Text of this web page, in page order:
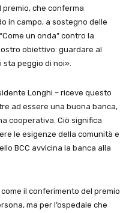
che conferma
in campo, a sostegno delle
un onda” contro la
obiettivo: guardare al
sta peggio di noi».
Longhi – riceve questo
ad essere una buona banca,
cooperativa. Ciò significa
le esigenze della comunità e
BCC avvicina la banca alla
il conferimento del premio
ma per l’ospedale che